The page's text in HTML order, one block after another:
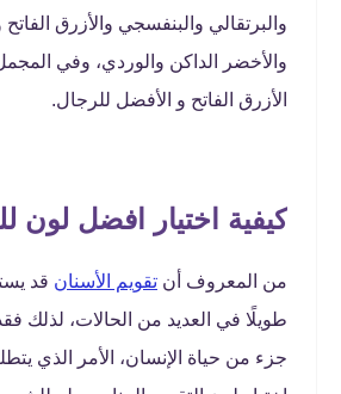
والبرتقالي والبنفسجي والأزرق الفاتح
والأخضر الداكن والوردي، وفي
الأزرق الفاتح و الأفضل للرجال.
كيفية اختيار افضل لون
من المعروف أن تقويم الأسنان قد
طويلًا في العديد من الحالات، لذلك
جزء من حياة الإنسان، الأمر الذي